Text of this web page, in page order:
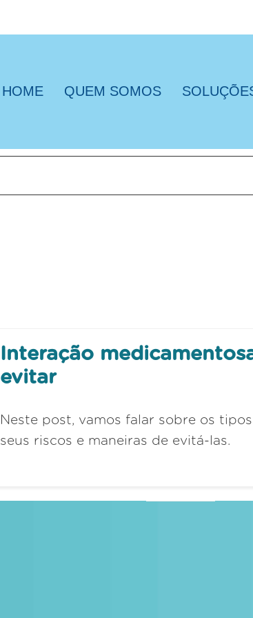
HOME QUEM SOMOS
Interação
evitar
Neste post, vamos falar sobre os
seus riscos e maneiras de evitá-las.